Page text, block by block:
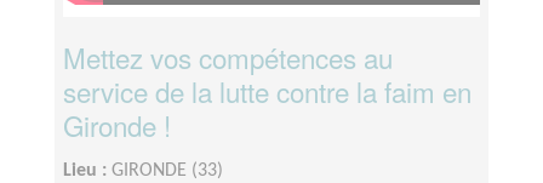
Mettez vos compétences au
service de la lutte contre la faim en
Gironde !
Lieu : GIRONDE (33)